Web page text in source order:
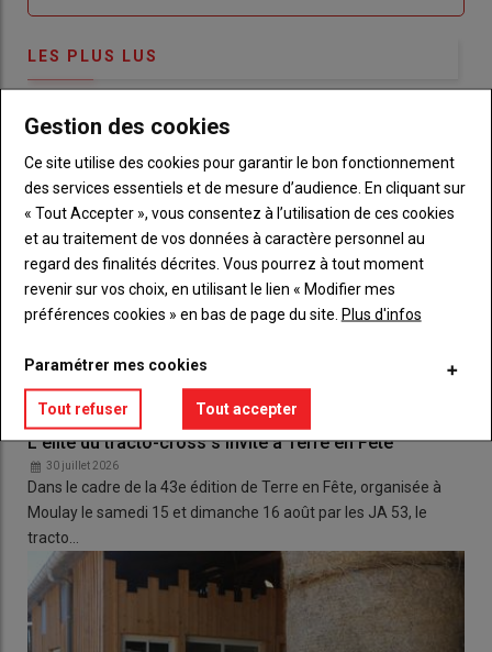
LES PLUS LUS
L'élite du tracto-cross s'invite à Terre en Fête
30 juillet 2026
Dans le cadre de la 43e édition de Terre en Fête, organisée à
Moulay le samedi 15 et dimanche 16 août par les JA 53, le
tracto…
Gestion des cookies
Ce site utilise des cookies pour garantir le bon fonctionnement
des services essentiels et de mesure d’audience. En cliquant sur
« Tout Accepter », vous consentez à l’utilisation de ces cookies
et au traitement de vos données à caractère personnel au
regard des finalités décrites. Vous pourrez à tout moment
revenir sur vos choix, en utilisant le lien « Modifier mes
préférences cookies » en bas de page du site. Plus d'infos
Paramétrer mes cookies
Tout refuser Tout accepter